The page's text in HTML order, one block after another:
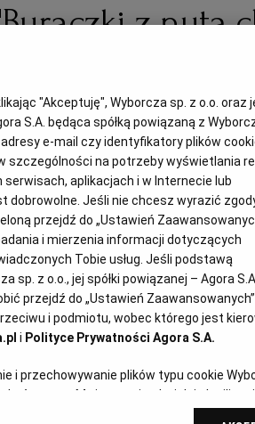
z nutą
"magnacki
- czyli
nazwy
Aneta Augustyn 16.03.2018
"Akceptuję", Wyborcza sp. z o.o. oraz
S.A. będąca spółką powiązaną z
e-mail czy identyfikatory plików
szczególności na potrzeby wyświetlania
aplikacjach i w Internecie lub
dobrowolne. Jeśli nie chcesz wyrazić
przejdź do „Ustawień
i mierzenia informacji dotyczących
Tobie usług. Jeśli podstawą
z o.o., jej spółki powiązanej – Agora
przejdź do „Ustawień
i podmiotu, wobec którego jest
i Polityce Prywatności Agora S.A.
i przechowywanie plików typu cookie
końcowym. Możesz też w każdej chwili
do zarządzania Twoimi preferencjami